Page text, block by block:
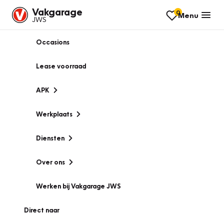
Vakgarage
JWS
0Menu
Occasions
Lease voorraad
APK
Werkplaats
Diensten
Over ons
Werken bij Vakgarage JWS
Direct naar